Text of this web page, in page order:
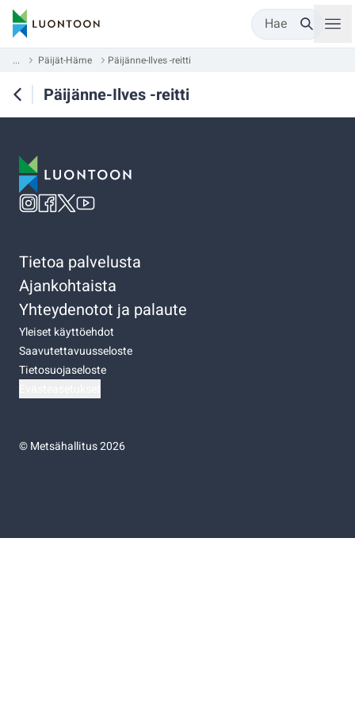
Hae
... Päijät-Häme Päijänne-Ilves -reitti
Päijänne-Ilves -reitti
Tietoa palvelusta
Ajankohtaista
Yhteydenotot ja palaute
Yleiset käyttöehdot
Saavutettavuusseloste
Tietosuojaseloste
©Metsähallitus 2026